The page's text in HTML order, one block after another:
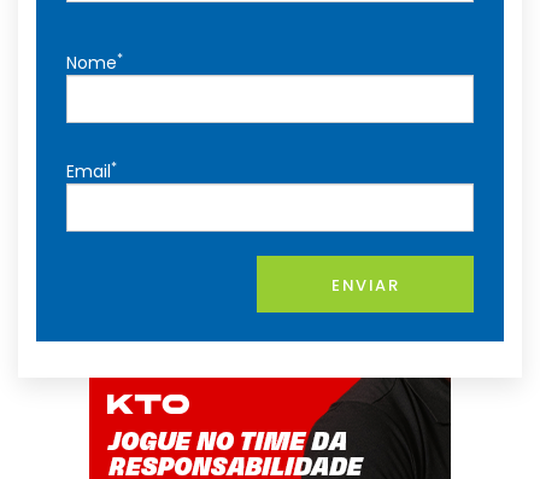
Nome*
Email*
ENVIAR